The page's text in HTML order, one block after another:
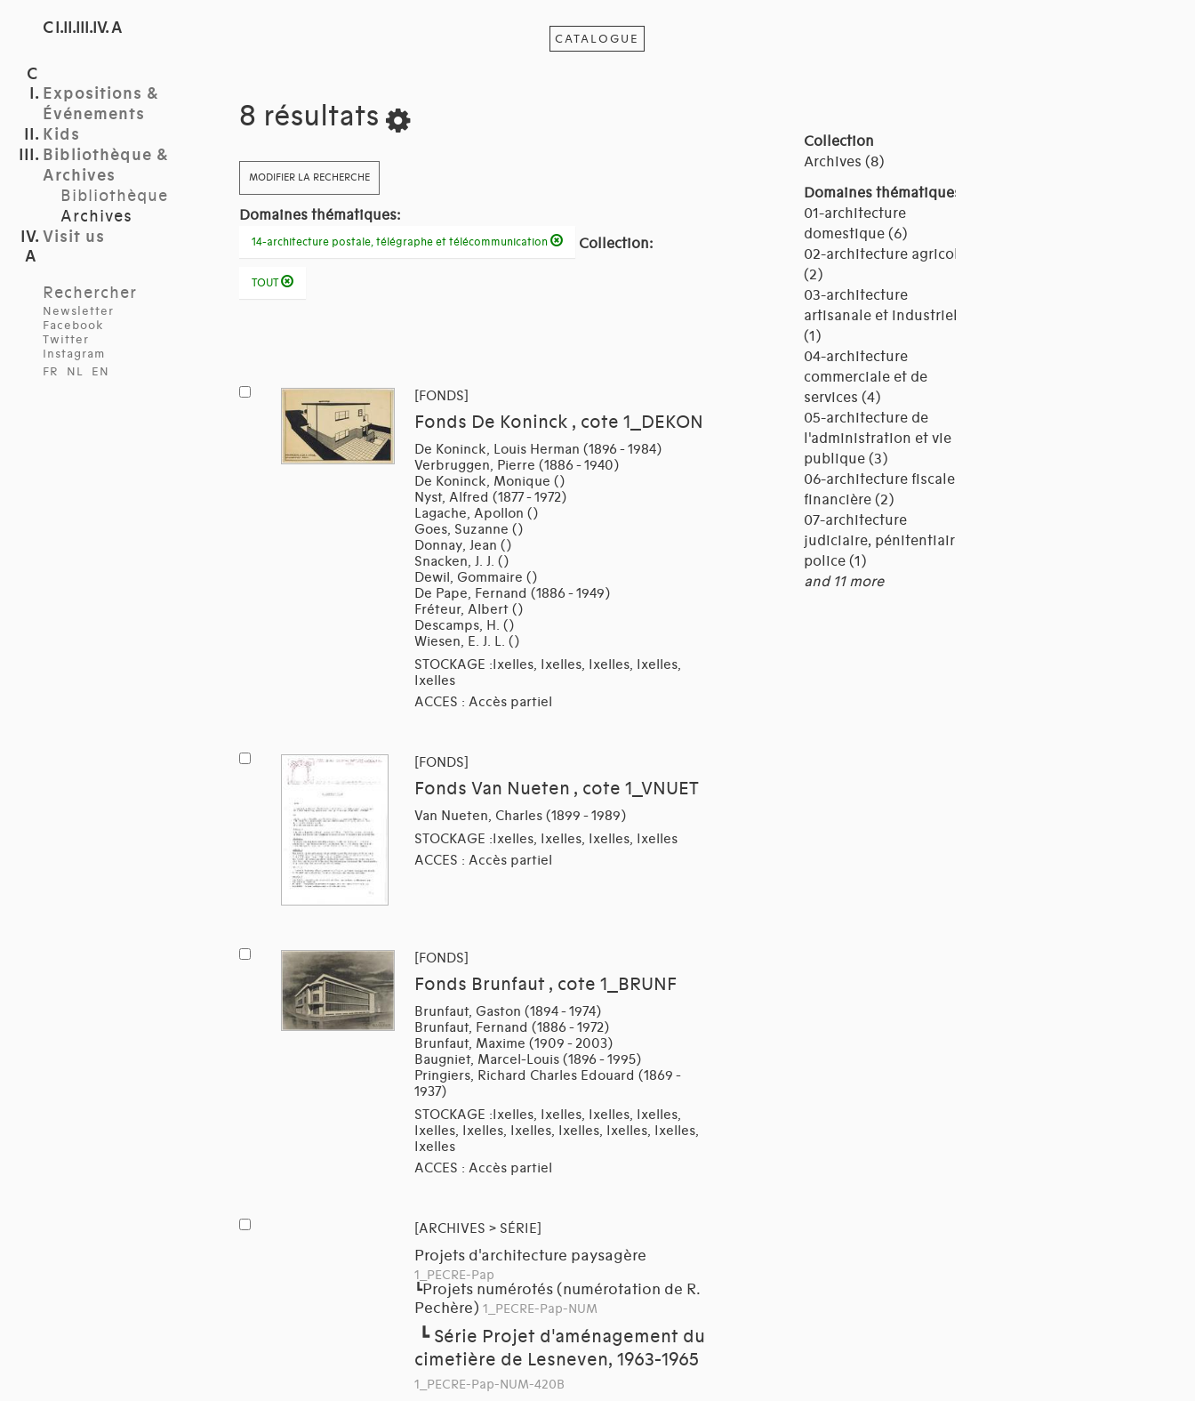
C I.II.III.IV. A
Expositions &
Événements
Kids
Bibliothèque &
Archives
Bibliothèque
Archives
Visit us
Rechercher
Newsletter
Facebook
Twitter
Instagram
FR
NL EN
CATALOGUE
8 résultats
MODIFIER LA RECHERCHE
Domaines thématiques:
14-architecture postale, télégraphe et télécommunication Collection:
TOUT
[FONDS]
Fonds De Koninck , cote 1_DEKON
De Koninck, Louis Herman (1896 - 1984)
Verbruggen, Pierre (1886 - 1940)
De Koninck, Monique ()
Nyst, Alfred (1877 - 1972)
Lagache, Apollon ()
Goes, Suzanne ()
Donnay, Jean ()
Snacken, J. J. ()
Dewil, Gommaire ()
De Pape, Fernand (1886 - 1949)
Fréteur, Albert ()
Descamps, H. ()
Wiesen, E. J. L. ()
STOCKAGE :Ixelles, Ixelles, Ixelles, Ixelles,
Ixelles
ACCES : Accès partiel
[FONDS]
Fonds Van Nueten , cote 1_VNUET
Van Nueten, Charles (1899 - 1989)
STOCKAGE :Ixelles, Ixelles, Ixelles, Ixelles
ACCES : Accès partiel
[FONDS]
Fonds Brunfaut , cote 1_BRUNF
Brunfaut, Gaston (1894 - 1974)
Brunfaut, Fernand (1886 - 1972)
Brunfaut, Maxime (1909 - 2003)
Baugniet, Marcel-Louis (1896 - 1995)
Pringiers, Richard Charles Edouard (1869 -
1937)
STOCKAGE :Ixelles, Ixelles, Ixelles, Ixelles,
Ixelles, Ixelles, Ixelles, Ixelles, Ixelles, Ixelles,
Ixelles
ACCES : Accès partiel
[ARCHIVES > SÉRIE]
Projets d'architecture paysagère
1_PECRE-Pap
┗Projets numérotés (numérotation de R.
Pechère) 1_PECRE-Pap-NUM
┗ Série Projet d'aménagement du
cimetière de Lesneven, 1963-1965
1_PECRE-Pap-NUM-420B
Collection
Archives (8)
Domaines thématiques
01-architecture
domestique (6)
02-architecture agricole
(2)
03-architecture
artisanale et industrielle
(1)
04-architecture
commerciale et de
services (4)
05-architecture de
l'administration et vie
publique (3)
06-architecture fiscale et
financière (2)
07-architecture
judiciaire, pénitentiaire,
police (1)
and 11 more